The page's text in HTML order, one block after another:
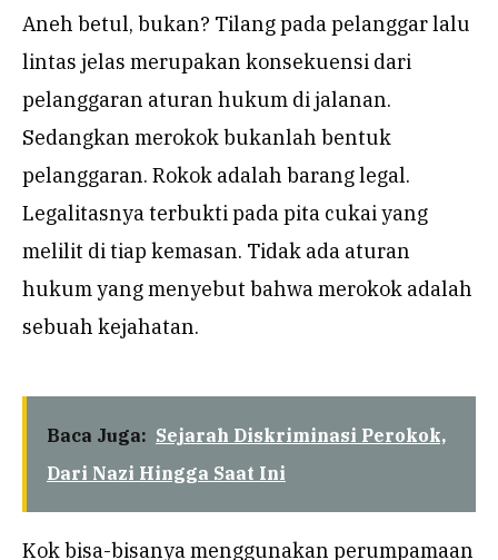
Aneh betul, bukan? Tilang pada pelanggar lalu
lintas jelas merupakan konsekuensi dari
pelanggaran aturan hukum di jalanan.
Sedangkan merokok bukanlah bentuk
pelanggaran. Rokok adalah barang legal.
Legalitasnya terbukti pada pita cukai yang
melilit di tiap kemasan. Tidak ada aturan
hukum yang menyebut bahwa merokok adalah
sebuah kejahatan.
Baca Juga: Sejarah Diskriminasi Perokok,
Dari Nazi Hingga Saat Ini
Kok bisa-bisanya menggunakan perumpamaan